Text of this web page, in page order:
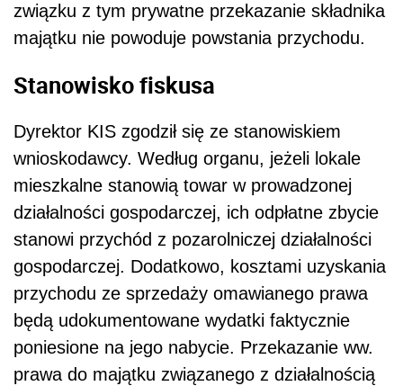
związku z tym prywatne przekazanie składnika
majątku nie powoduje powstania przychodu.
Stanowisko fiskusa
Dyrektor KIS zgodził się ze stanowiskiem
wnioskodawcy. Według organu, jeżeli lokale
mieszkalne stanowią towar w prowadzonej
działalności gospodarczej, ich odpłatne zbycie
stanowi przychód z pozarolniczej działalności
gospodarczej. Dodatkowo, kosztami uzyskania
przychodu ze sprzedaży omawianego prawa
będą udokumentowane wydatki faktycznie
poniesione na jego nabycie. Przekazanie ww.
prawa do majątku związanego z działalnością